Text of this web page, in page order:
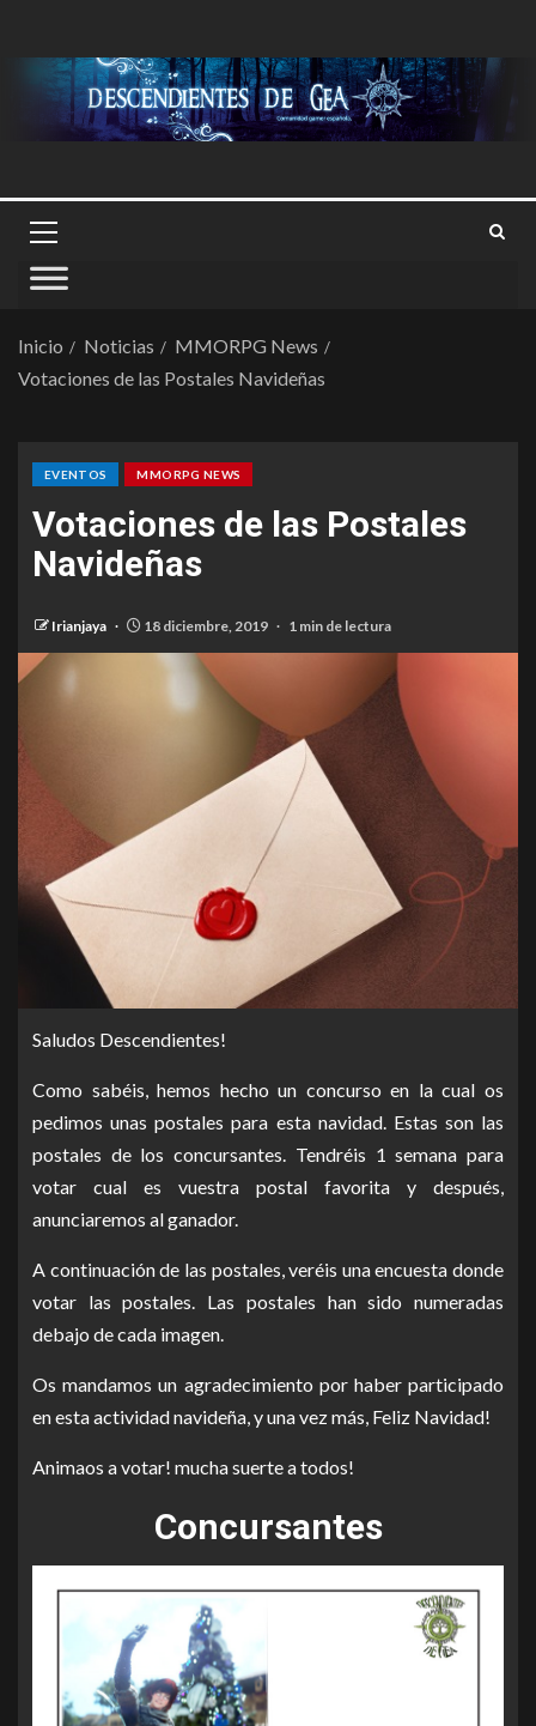
Inicio Noticias
MMORPG News
Votaciones de las Postales Navideñas
EVENTOS MMORPG NEWS
Votaciones de las Postales
Navideñas
Irianjaya 18 diciembre, 2019 1 min de lectura
Saludos Descendientes!
Como sabéis, hemos hecho un concurso en la cual os
pedimos unas postales para esta navidad. Estas son las
postales de los concursantes. Tendréis 1 semana para
votar cual es vuestra postal favorita y después,
anunciaremos al ganador.
A continuación de las postales, veréis una encuesta donde
votar las postales. Las postales han sido numeradas
debajo de cada imagen.
Os mandamos un agradecimiento por haber participado
en esta actividad navideña, y una vez más, Feliz Navidad!
Animaos a votar! mucha suerte a todos!
Concursantes